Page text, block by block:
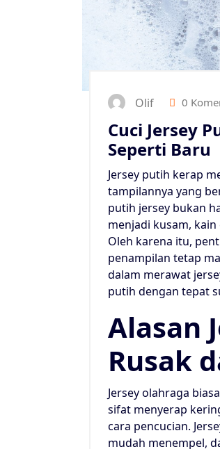
Olif 0
Cuci Jersey
Seperti Baru
Jersey putih kerap
tampilannya yang
putih jersey bukan
menjadi kusam,
Oleh karena itu,
penampilan tetap
dalam merawat
putih dengan tepat
Alasan
Rusak
Jersey olahraga
sifat menyerap
cara pencucian.
mudah menempel,